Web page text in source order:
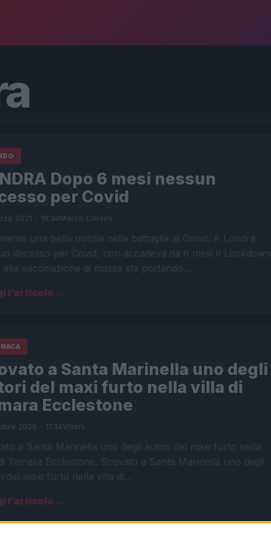
Dopo 6 mesi nessun
per Covid
2021 - 19:34Marco Corsini
una bella notizia nella battaglia al Covid. A Londra
decesso per Covid, non accadeva da 6 mesi Il Lockdown
alla vaccinazione di massa sta portando…
l’articolo →
a Santa Marinella uno degli
del maxi furto nella villa di
Ecclestone
2020 - 11:34Villani
a Santa Marinella uno degli autori del maxi furto nella
Tamara Ecclestone. Scovato a Santa Marinella uno degli
del maxi furto nella villa di…
l’articolo →